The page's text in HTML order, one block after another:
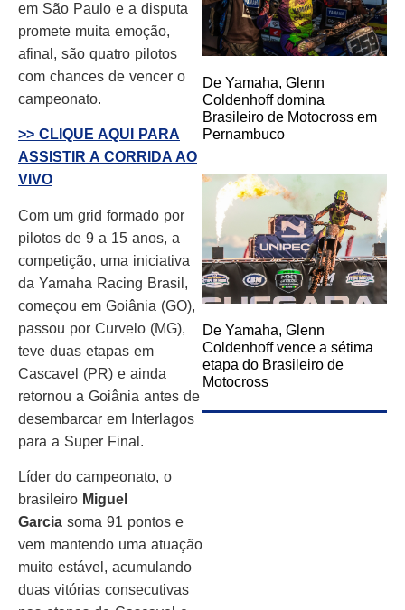
em São Paulo e a disputa
promete muita emoção,
afinal, são quatro pilotos
com chances de vencer o
campeonato.
>> CLIQUE AQUI PARA
ASSISTIR A CORRIDA AO
VIVO
Com um grid formado por
pilotos de 9 a 15 anos, a
competição, uma iniciativa
da Yamaha Racing Brasil,
começou em Goiânia (GO),
passou por Curvelo (MG),
teve duas etapas em
Cascavel (PR) e ainda
retornou a Goiânia antes de
desembarcar em Interlagos
para a Super Final.
Líder do campeonato, o
brasileiro Miguel
Garcia soma 91 pontos e
vem mantendo uma atuação
muito estável, acumulando
duas vitórias consecutivas
De Yamaha, Glenn
Coldenhoff domina
Brasileiro de Motocross em
Pernambuco
De Yamaha, Glenn
Coldenhoff vence a sétima
etapa do Brasileiro de
Motocross